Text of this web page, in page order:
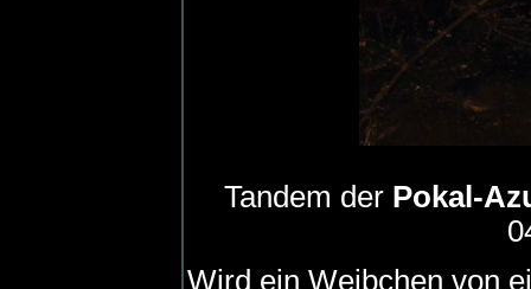
Tandem der Pokal-
Wird ein Weibchen von